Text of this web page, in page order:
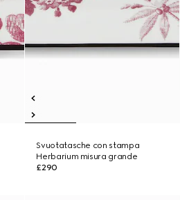
Svuotatasche con stampa
Herbarium misura grande
£290